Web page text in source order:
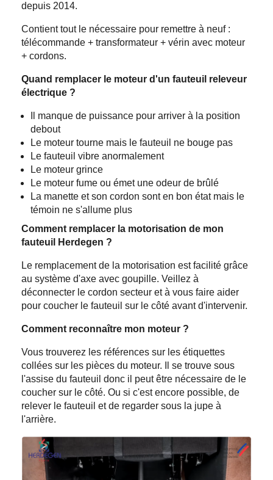
depuis 2014.
Contient tout le nécessaire pour remettre à neuf :
télécommande + transformateur + vérin avec moteur
+ cordons.
Quand remplacer le moteur d'un fauteuil releveur
électrique ?
Il manque de puissance pour arriver à la position
debout
Le moteur tourne mais le fauteuil ne bouge pas
Le fauteuil vibre anormalement
Le moteur grince
Le moteur fume ou émet une odeur de brûlé
La manette et son cordon sont en bon état mais le
témoin ne s'allume plus
Comment remplacer la motorisation de mon
fauteuil Herdegen ?
Le remplacement de la motorisation est facilité grâce
au système d'axe avec goupille. Veillez à
déconnecter le cordon secteur et à vous faire aider
pour coucher le fauteuil sur le côté avant d'intervenir.
Comment reconnaître mon moteur ?
Vous trouverez les références sur les étiquettes
collées sur les pièces du moteur. Il se trouve sous
l'assise du fauteuil donc il peut être nécessaire de le
coucher sur le côté. Ou si c'est encore possible, de
relever le fauteuil et de regarder sous la jupe à
l'arrière.